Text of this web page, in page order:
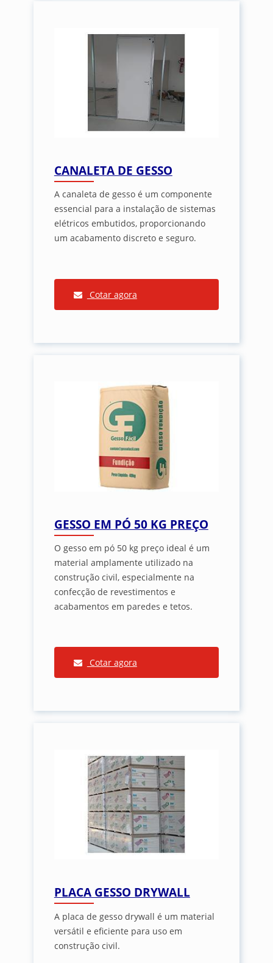
CANALETA DE GESSO
A canaleta de gesso é um componente
essencial para a instalação de sistemas
elétricos embutidos, proporcionando
um acabamento discreto e seguro.
Cotar agora
GESSO EM PÓ 50 KG PREÇO
O gesso em pó 50 kg preço ideal é um
material amplamente utilizado na
construção civil, especialmente na
confecção de revestimentos e
acabamentos em paredes e tetos.
Cotar agora
PLACA GESSO DRYWALL
A placa de gesso drywall é um material
versátil e eficiente para uso em
construção civil.